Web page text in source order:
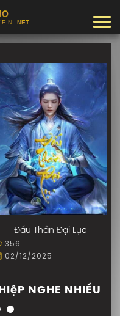
Đấu Thần Đại Lục
356
02/12/2025
NGHE NHIỀU